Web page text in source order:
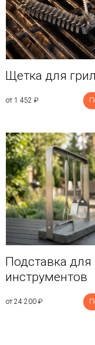
Щетка для
от 1 452 ₽
Подставка для
инструментов
от 24 200 ₽